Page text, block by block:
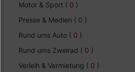
Motor & Sport ( 0 )
Presse & Medien ( 0 )
Rund ums Auto ( 0 )
Rund ums Zweirad ( 0 )
Verleih & Vermietung ( 0 )